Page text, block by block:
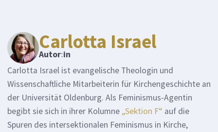
Carlotta Israel
Autor:in
Carlotta Israel ist evangelische Theologin und
Wissenschaftliche Mitarbeiterin für Kirchengeschichte an
der Universität Oldenburg. Als Feminismus-Agentin
begibt sie sich in ihrer Kolumne „Sektion F“ auf die
Spuren des intersektionalen Feminismus in Kirche,